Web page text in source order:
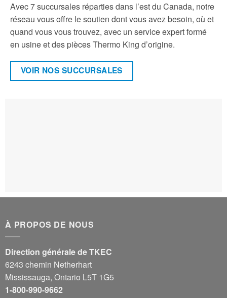
Avec 7 succursales réparties dans l’est du Canada, notre
réseau vous offre le soutien dont vous avez besoin, où et
quand vous vous trouvez, avec un service expert formé
en usine et des pièces Thermo King d’origine.
VOIR NOS SUCCURSALES
À PROPOS DE NOUS
Direction générale de TKEC
6243 chemin Netherhart
Mississauga, Ontario L5T 1G5
1-800-990-9662